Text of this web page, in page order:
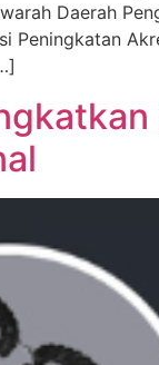
Daerah
Peningkatan